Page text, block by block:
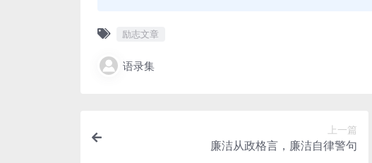
励志文章
语录集
上一篇
廉洁从政格言，廉洁自律警句